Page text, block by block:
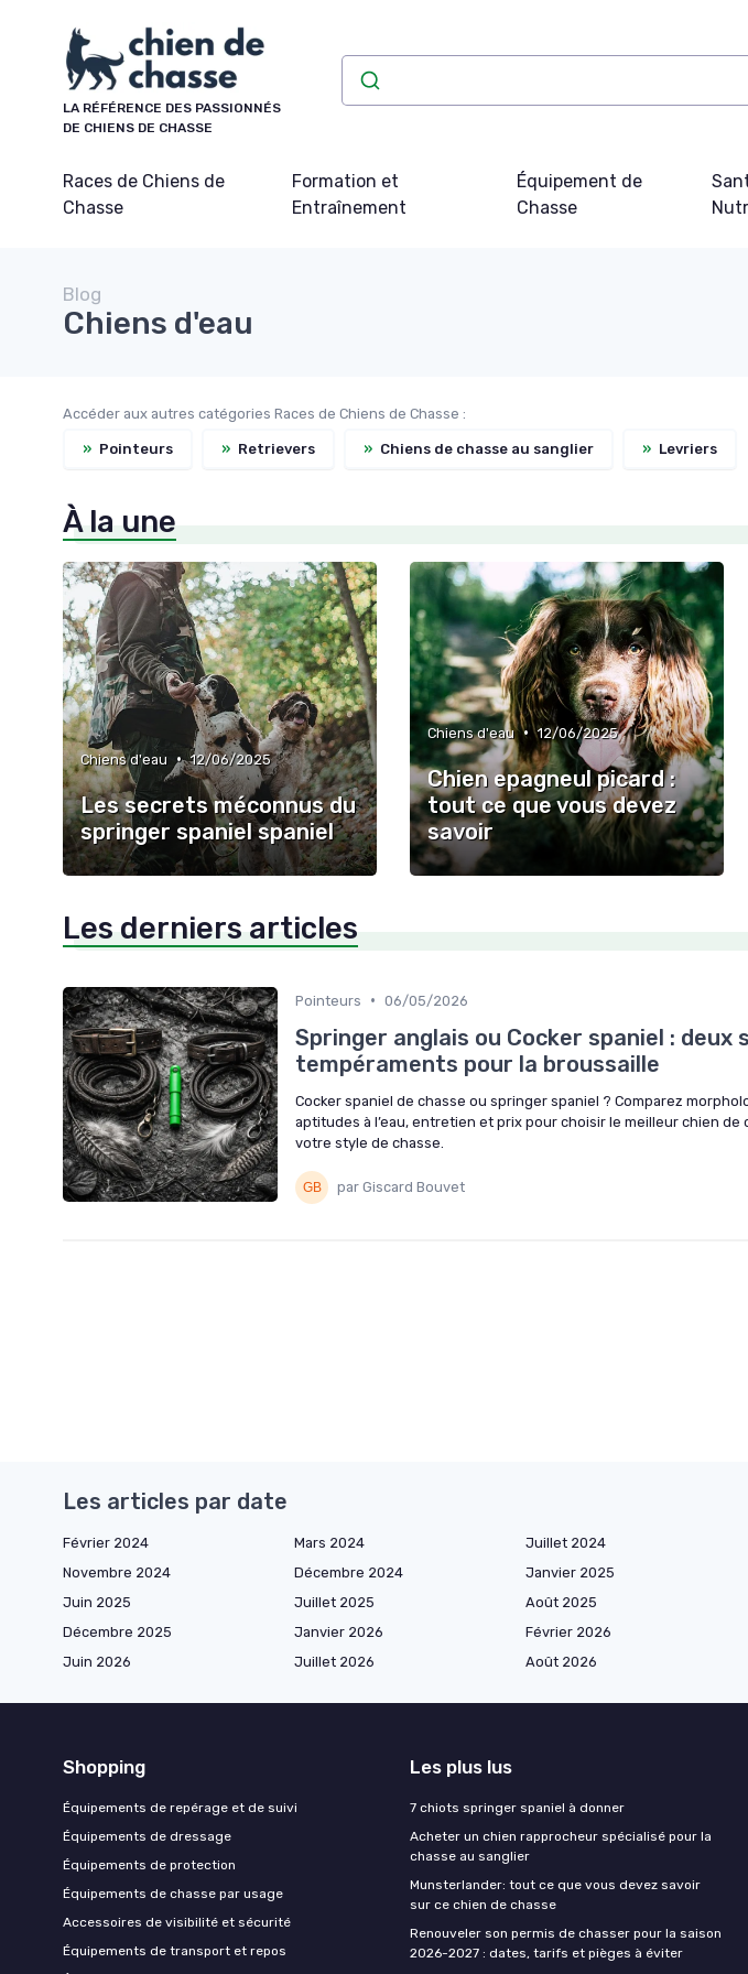
LA RÉFÉRENCE DES PASSIONNÉS
DE CHIENS DE CHASSE
Races de Chiens de
Chasse
Formation et
Entraînement
Équipement de
Chasse
Blog
Chiens d'eau
Accéder aux autres catégories Races de Chiens de Chasse :
» Pointeurs » Retrievers » Chiens de chasse au sanglier » Levriers
À la une
Chiens d'eau • 12/06/2025
Les secrets méconnus du
springer spaniel spaniel
Chiens d'eau • 12/06/2025
Chien epagneul picard :
tout ce que vous devez
savoir
Les derniers articles
Pointeurs • 06/05/2026
Springer anglais ou Cocker spaniel : deux
tempéraments pour la broussaille
Cocker spaniel de chasse ou springer spaniel ? Comparez
aptitudes à l’eau, entretien et prix pour choisir le meilleur chien de
votre style de chasse.
par Giscard Bouvet
Les articles par date
Février 2024 Mars 2024 Juillet 2024
Novembre 2024
Décembre 2024 Janvier 2025
Juin 2025
Juillet 2025 Août 2025
Décembre 2025
Janvier 2026 Février 2026
Juin 2026
Juillet 2026 Août 2026
Shopping
Équipements de repérage et de suivi
Équipements de dressage
Équipements de protection
Équipements de chasse par usage
Accessoires de visibilité et sécurité
Équipements de transport et repos
Les plus lus
7 chiots springer spaniel à donner
Acheter un chien rapprocheur spécialisé pour la
chasse au sanglier
Munsterlander: tout ce que vous devez savoir
sur ce chien de chasse
Renouveler son permis de chasser pour la saison
2026-2027 : dates, tarifs et pièges à éviter